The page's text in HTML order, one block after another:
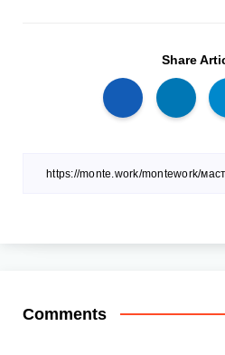
Share
Comments